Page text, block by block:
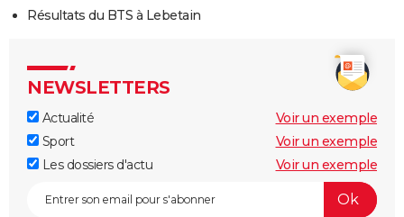
Résultats du BTS à Lebetain
NEWSLETTERS
Actualité
Voir un exemple
Sport
Voir un exemple
Les dossiers d'actu
Voir un exemple